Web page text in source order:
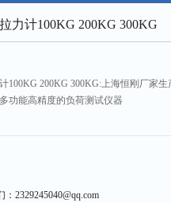
力计100KG 200KG 300KG
100KG 200KG 300KG:上海恒刚厂家
功能高精度的负荷测试仪器
2329245040@qq.com